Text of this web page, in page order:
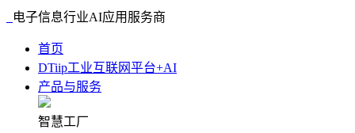
电子信息行业AI应用服务商
首页
DTiip工业互联网平台+AI
产品与服务
智慧工厂